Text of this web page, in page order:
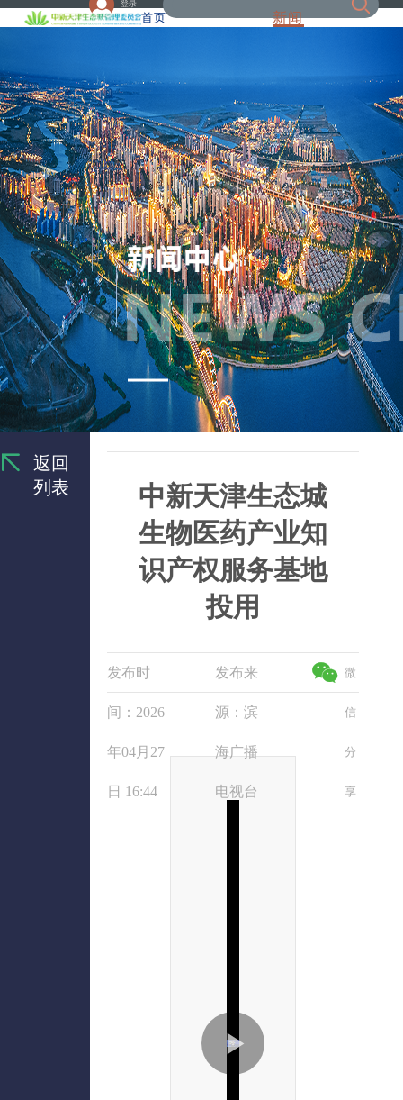
登录
首页 新闻
返回
列表
中新天津生态城
生物医药产业知
识产权服务基地
投用
发布时
间：2026
年04月27
日 16:44
发布来
源：滨
海广播
电视台
微
信
分
享